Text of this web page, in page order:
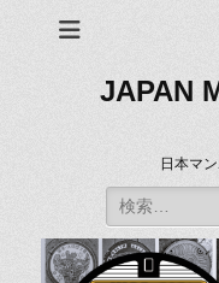
JAPAN
日本マ
索: